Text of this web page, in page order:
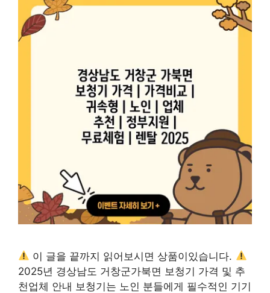
이 글을 끝까지 읽어보시면 상품이있습니다.
2025년 경상남도 거창군가북면 보청기 가격 및 추
천업체 안내 보청기는 노인 분들에게 필수적인 기기